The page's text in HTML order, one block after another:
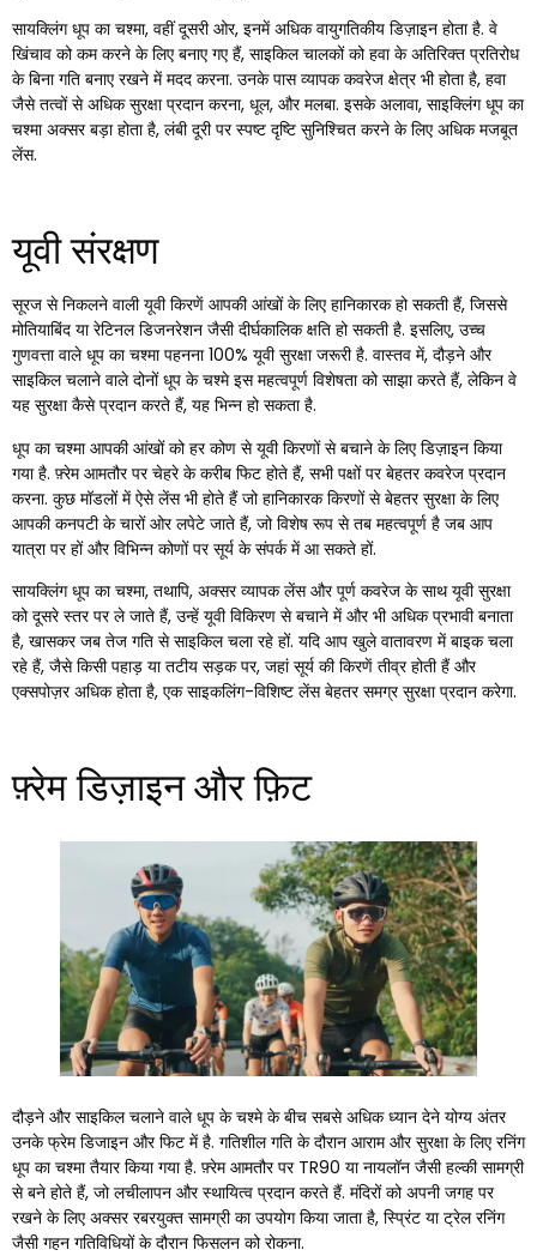
सायक्लिंग धूप का चश्मा, वहीं दूसरी ओर, इनमें अधिक वायुगतिकीय डिज़ाइन होता है. वे
खिंचाव को कम करने के लिए बनाए गए हैं, साइकिल चालकों को हवा के अतिरिक्त प्रतिरोध
के बिना गति बनाए रखने में मदद करना. उनके पास व्यापक कवरेज क्षेत्र भी होता है, हवा
जैसे तत्वों से अधिक सुरक्षा प्रदान करना, धूल, और मलबा. इसके अलावा, साइक्लिंग धूप का
चश्मा अक्सर बड़ा होता है, लंबी दूरी पर स्पष्ट दृष्टि सुनिश्चित करने के लिए अधिक मजबूत
लेंस.
यूवी संरक्षण
सूरज से निकलने वाली यूवी किरणें आपकी आंखों के लिए हानिकारक हो सकती हैं, जिससे
मोतियाबिंद या रेटिनल डिजनरेशन जैसी दीर्घकालिक क्षति हो सकती है. इसलिए, उच्च
गुणवत्ता वाले धूप का चश्मा पहनना 100% यूवी सुरक्षा जरूरी है. वास्तव में, दौड़ने और
साइकिल चलाने वाले दोनों धूप के चश्मे इस महत्वपूर्ण विशेषता को साझा करते हैं, लेकिन वे
यह सुरक्षा कैसे प्रदान करते हैं, यह भिन्न हो सकता है.
धूप का चश्मा आपकी आंखों को हर कोण से यूवी किरणों से बचाने के लिए डिज़ाइन किया
गया है. फ़्रेम आमतौर पर चेहरे के करीब फिट होते हैं, सभी पक्षों पर बेहतर कवरेज प्रदान
करना. कुछ मॉडलों में ऐसे लेंस भी होते हैं जो हानिकारक किरणों से बेहतर सुरक्षा के लिए
आपकी कनपटी के चारों ओर लपेटे जाते हैं, जो विशेष रूप से तब महत्वपूर्ण है जब आप
यात्रा पर हों और विभिन्न कोणों पर सूर्य के संपर्क में आ सकते हों.
सायक्लिंग धूप का चश्मा, तथापि, अक्सर व्यापक लेंस और पूर्ण कवरेज के साथ यूवी सुरक्षा
को दूसरे स्तर पर ले जाते हैं, उन्हें यूवी विकिरण से बचाने में और भी अधिक प्रभावी बनाता
है, खासकर जब तेज गति से साइकिल चला रहे हों. यदि आप खुले वातावरण में बाइक चला
रहे हैं, जैसे किसी पहाड़ या तटीय सड़क पर, जहां सूर्य की किरणें तीव्र होती हैं और
एक्सपोज़र अधिक होता है, एक साइकलिंग-विशिष्ट लेंस बेहतर समग्र सुरक्षा प्रदान करेगा.
फ़्रेम डिज़ाइन और फ़िट
दौड़ने और साइकिल चलाने वाले धूप के चश्मे के बीच सबसे अधिक ध्यान देने योग्य अंतर
उनके फ्रेम डिजाइन और फिट में है. गतिशील गति के दौरान आराम और सुरक्षा के लिए रनिंग
धूप का चश्मा तैयार किया गया है. फ़्रेम आमतौर पर TR90 या नायलॉन जैसी हल्की सामग्री
से बने होते हैं, जो लचीलापन और स्थायित्व प्रदान करते हैं. मंदिरों को अपनी जगह पर
रखने के लिए अक्सर रबरयुक्त सामग्री का उपयोग किया जाता है, स्प्रिंट या ट्रेल रनिंग
जैसी गहन गतिविधियों के दौरान फिसलन को रोकना.